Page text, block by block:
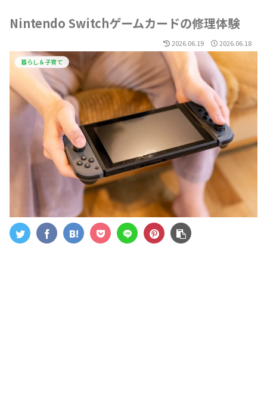
Nintendo Switchゲームカードの修理体験
2026.06.19 2026.06.18
暮らし＆子育て